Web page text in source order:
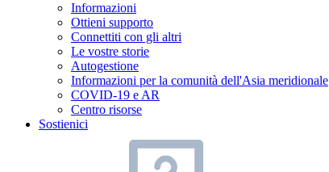
Informazioni
Ottieni supporto
Connettiti con gli altri
Le vostre storie
Autogestione
Informazioni per la comunità dell'Asia meridionale
COVID-19 e AR
Centro risorse
Sostienici